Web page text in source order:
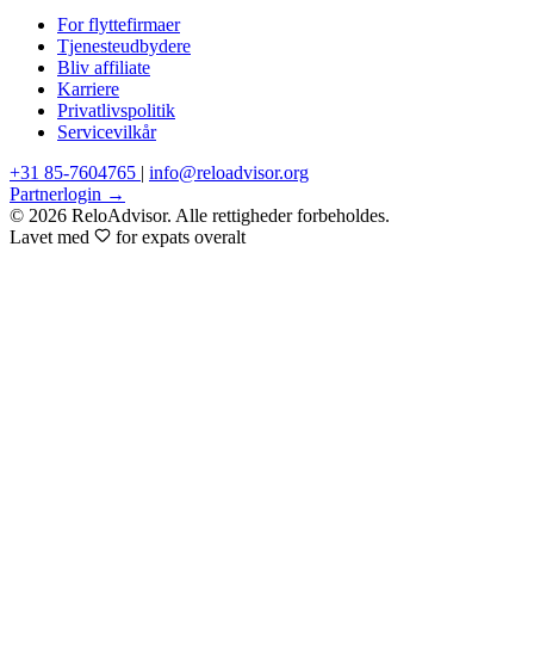
For flyttefirmaer
Tjenesteudbydere
Bliv affiliate
Karriere
Privatlivspolitik
Servicevilkår
+31 85-7604765 | info@reloadvisor.org
Partnerlogin →
© 2026 ReloAdvisor. Alle rettigheder forbeholdes.
Lavet med
for expats overalt